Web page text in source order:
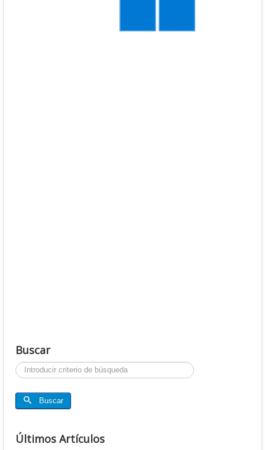
Buscar
Buscar...
Buscar
Últimos Artículos